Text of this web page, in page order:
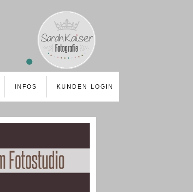
INFOS KUNDEN-LOGIN